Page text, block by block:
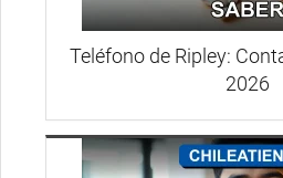
Teléfono de Ripley:
2026